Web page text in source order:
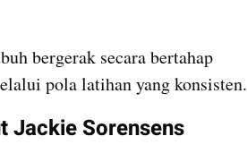
bergerak secara bertahap
pola latihan yang konsisten.
Jackie Sorensens